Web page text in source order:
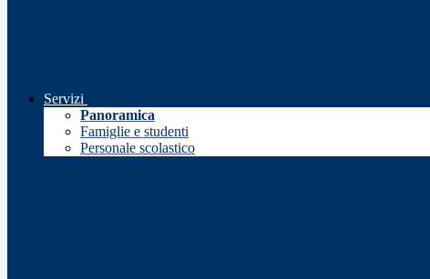
Servizi
Panoramica
Famiglie e studenti
Personale scolastico